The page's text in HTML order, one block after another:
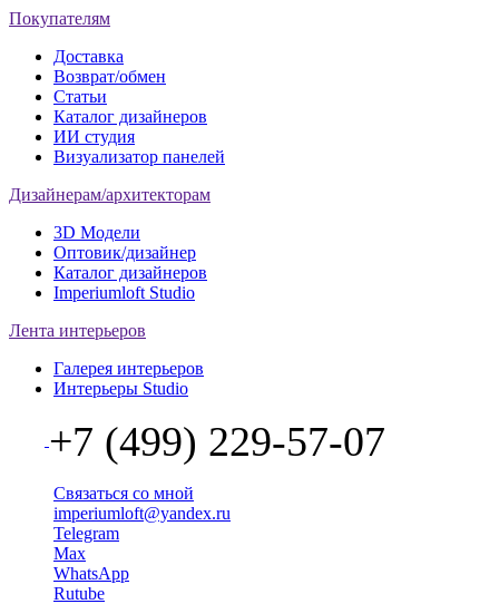
Покупателям
Доставка
Возврат/обмен
Статьи
Каталог дизайнеров
ИИ студия
Визуализатор панелей
Дизайнерам/архитекторам
3D Модели
Оптовик/дизайнер
Каталог дизайнеров
Imperiumloft Studio
Лента интерьеров
Галерея интерьеров
Интерьеры Studio
+7 (499) 229-57-07
Связаться со мной
imperiumloft@yandex.ru
Telegram
Max
WhatsApp
Rutube